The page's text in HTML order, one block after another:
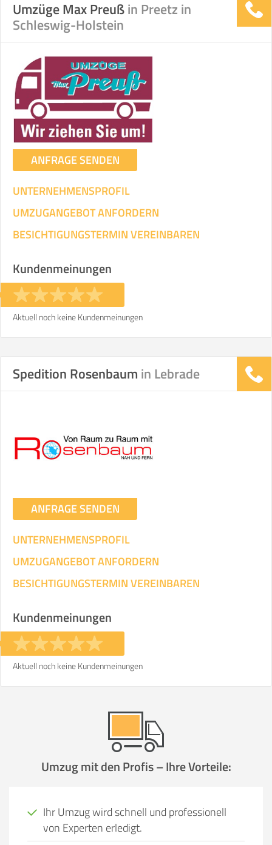
Umzüge Max Preußin Preetz in
Schleswig-Holstein
ANFRAGE SENDEN
UNTERNEHMENSPROFIL
UMZUGANGEBOT ANFORDERN
BESICHTIGUNGSTERMIN VEREINBAREN
Kundenmeinungen
Aktuell noch keine Kundenmeinungen
Spedition Rosenbaum in Lebrade
ANFRAGE SENDEN
UNTERNEHMENSPROFIL
UMZUGANGEBOT ANFORDERN
BESICHTIGUNGSTERMIN VEREINBAREN
Kundenmeinungen
Aktuell noch keine Kundenmeinungen
Umzug mit den Profis – Ihre Vorteile:
Ihr Umzug wird schnell und professionell
von Experten erledigt.